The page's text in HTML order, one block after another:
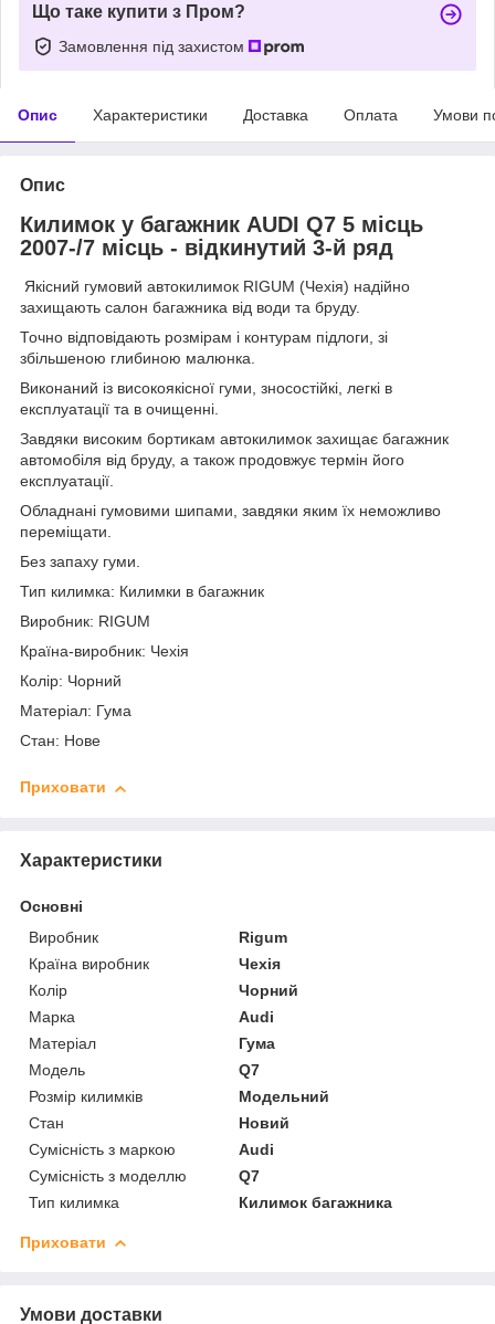
Що таке купити з Пром?
Замовлення під захистом
Опис Характеристики Доставка Оплата Умови
Опис
Килимок у багажник AUDI Q7 5 місць
2007-/7 місць - відкинутий 3-й ряд
Якісний гумовий автокилимок RIGUM (Чехія) надійно
захищають салон багажника від води та бруду.
Точно відповідають розмірам і контурам підлоги, зі
збільшеною глибиною малюнка.
Виконаний із високоякісної гуми, зносостійкі, легкі в
експлуатації та в очищенні.
Завдяки високим бортикам автокилимок захищає багажник
автомобіля від бруду, а також продовжує термін його
експлуатації.
Обладнані гумовими шипами, завдяки яким їх неможливо
переміщати.
Без запаху гуми.
Тип килимка: Килимки в багажник
Виробник: RIGUM
Країна-виробник: Чехія
Колір: Чорний
Матеріал: Гума
Стан: Нове
Приховати
Характеристики
Основні
Виробник
Rigum
Країна виробник
Чехія
Колір
Чорний
Марка
Audi
Матеріал
Гума
Модель
Q7
Розмір килимків
Модельний
Стан
Новий
Сумісність з маркою
Audi
Сумісність з моделлю
Q7
Тип килимка
Килимок багажника
Приховати
Умови доставки